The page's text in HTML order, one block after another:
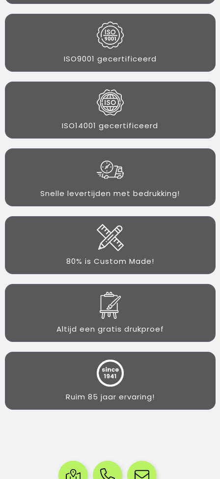
ISO9001 gecertificeerd
ISO14001 gecertificeerd
Snelle levertijden met bedrukking!
80% is Custom Made!
Altijd een gratis drukproef
Ruim 85 jaar ervaring!